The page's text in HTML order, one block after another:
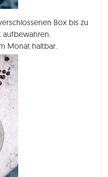
Box bis zu
aufbewahren.
Monat haltbar.